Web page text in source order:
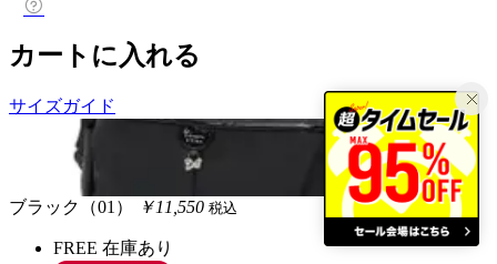
カートに入れる
サイズガイド
ブラック（01） ￥11,550 税込
FREE 在庫あり